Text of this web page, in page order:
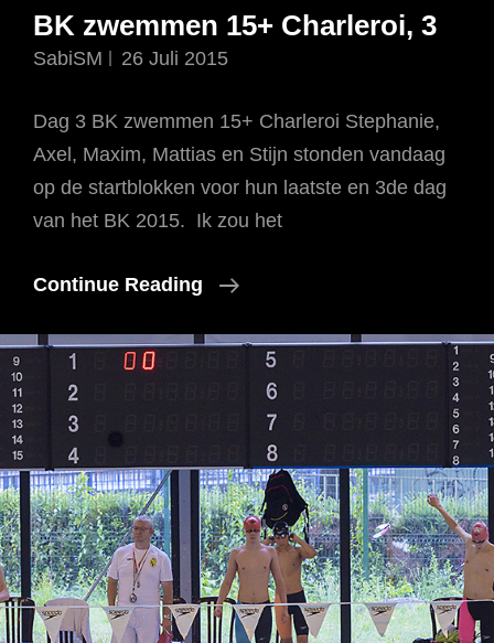
BK zwemmen 15+ Charleroi, 3
SabiSM 26 Juli 2015
Dag 3 BK zwemmen 15+ Charleroi Stephanie,
Axel, Maxim, Mattias en Stijn stonden vandaag
op de startblokken voor hun laatste en 3de dag
van het BK 2015. Ik zou het
Continue Reading
BK
15+
Charleroi,